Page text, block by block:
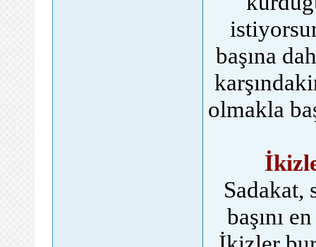
başına
olmakla
Sadakat,
başını